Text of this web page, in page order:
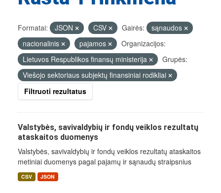
Formatai: JSON CSV Gairės:
sąnaudos
nacionalinis
pajamos
Organizacijos:
Lietuvos Respublikos finansų ministerija
Grupės:
Viešojo sektoriaus subjektų finansiniai rodikliai
Filtruoti rezultatus
Valstybės, savivaldybių ir fondų veiklos rezultatų
ataskaitos duomenys
Valstybės, savivaldybių ir fondų veiklos rezultatų ataskaitos
metiniai duomenys pagal pajamų ir sąnaudų straipsnius
CSV JSON